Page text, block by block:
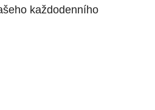
každodenního